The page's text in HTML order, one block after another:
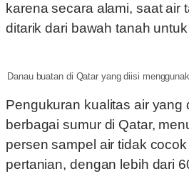
karena secara alami, saat air
ditarik dari bawah tanah
Danau buatan di Qatar yang diisi
Pengukuran kualitas air yang
berbagai sumur di Qatar,
persen sampel air tidak
pertanian, dengan lebih dari